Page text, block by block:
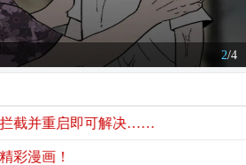
2/4
截并重启即可解决……
漫画！